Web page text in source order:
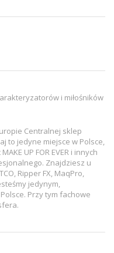
i miłośników
Centralnej sklep
to jedyne miejsce w Polsce,
UP FOR EVER i innych
Znajdziesz u
Ripper FX, MaqPro,
jedynym,
Przy tym fachowe